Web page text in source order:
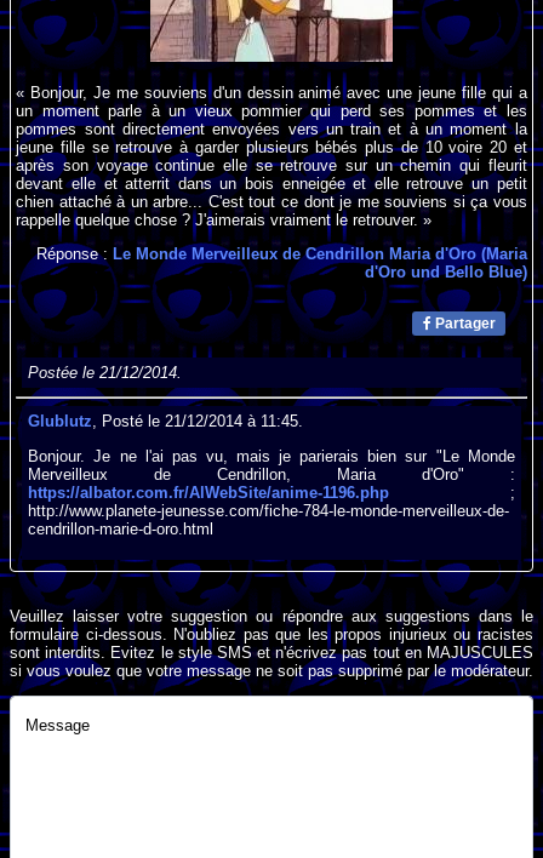
« Bonjour, Je me souviens d'un dessin animé avec une jeune fille qui a
un moment parle à un vieux pommier qui perd ses pommes et les
pommes sont directement envoyées vers un train et à un moment la
jeune fille se retrouve à garder plusieurs bébés plus de 10 voire 20 et
après son voyage continue elle se retrouve sur un chemin qui fleurit
devant elle et atterrit dans un bois enneigée et elle retrouve un petit
chien attaché à un arbre... C'est tout ce dont je me souviens si ça vous
rappelle quelque chose ? J'aimerais vraiment le retrouver. »
Réponse : Le Monde Merveilleux de Cendrillon Maria d'Oro (Maria
d'Oro und Bello Blue)
Partager
Postée le 21/12/2014.
Glublutz, Posté le 21/12/2014 à 11:45.
Bonjour. Je ne l'ai pas vu, mais je parierais bien sur "Le Monde
Merveilleux de Cendrillon, Maria d'Oro" :
https://albator.com.fr/AlWebSite/anime-1196.php ;
http://www.planete-jeunesse.com/fiche-784-le-monde-merveilleux-de-
cendrillon-marie-d-oro.html
Veuillez laisser votre suggestion ou répondre aux suggestions dans le
formulaire ci-dessous. N'oubliez pas que les propos injurieux ou racistes
sont interdits. Evitez le style SMS et n'écrivez pas tout en MAJUSCULES
si vous voulez que votre message ne soit pas supprimé par le modérateur.
Message